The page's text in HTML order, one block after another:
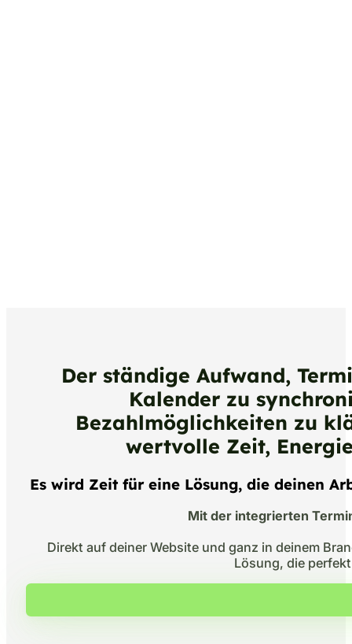
Der ständige Aufwand,
Kalender zu
Bezahlmöglichkeiten zu
wertvolle Zeit,
Es wird Zeit für eine Lösung, die deinen
Mit der integrierten
Direkt auf deiner Website und ganz in deinem
Lösung, die